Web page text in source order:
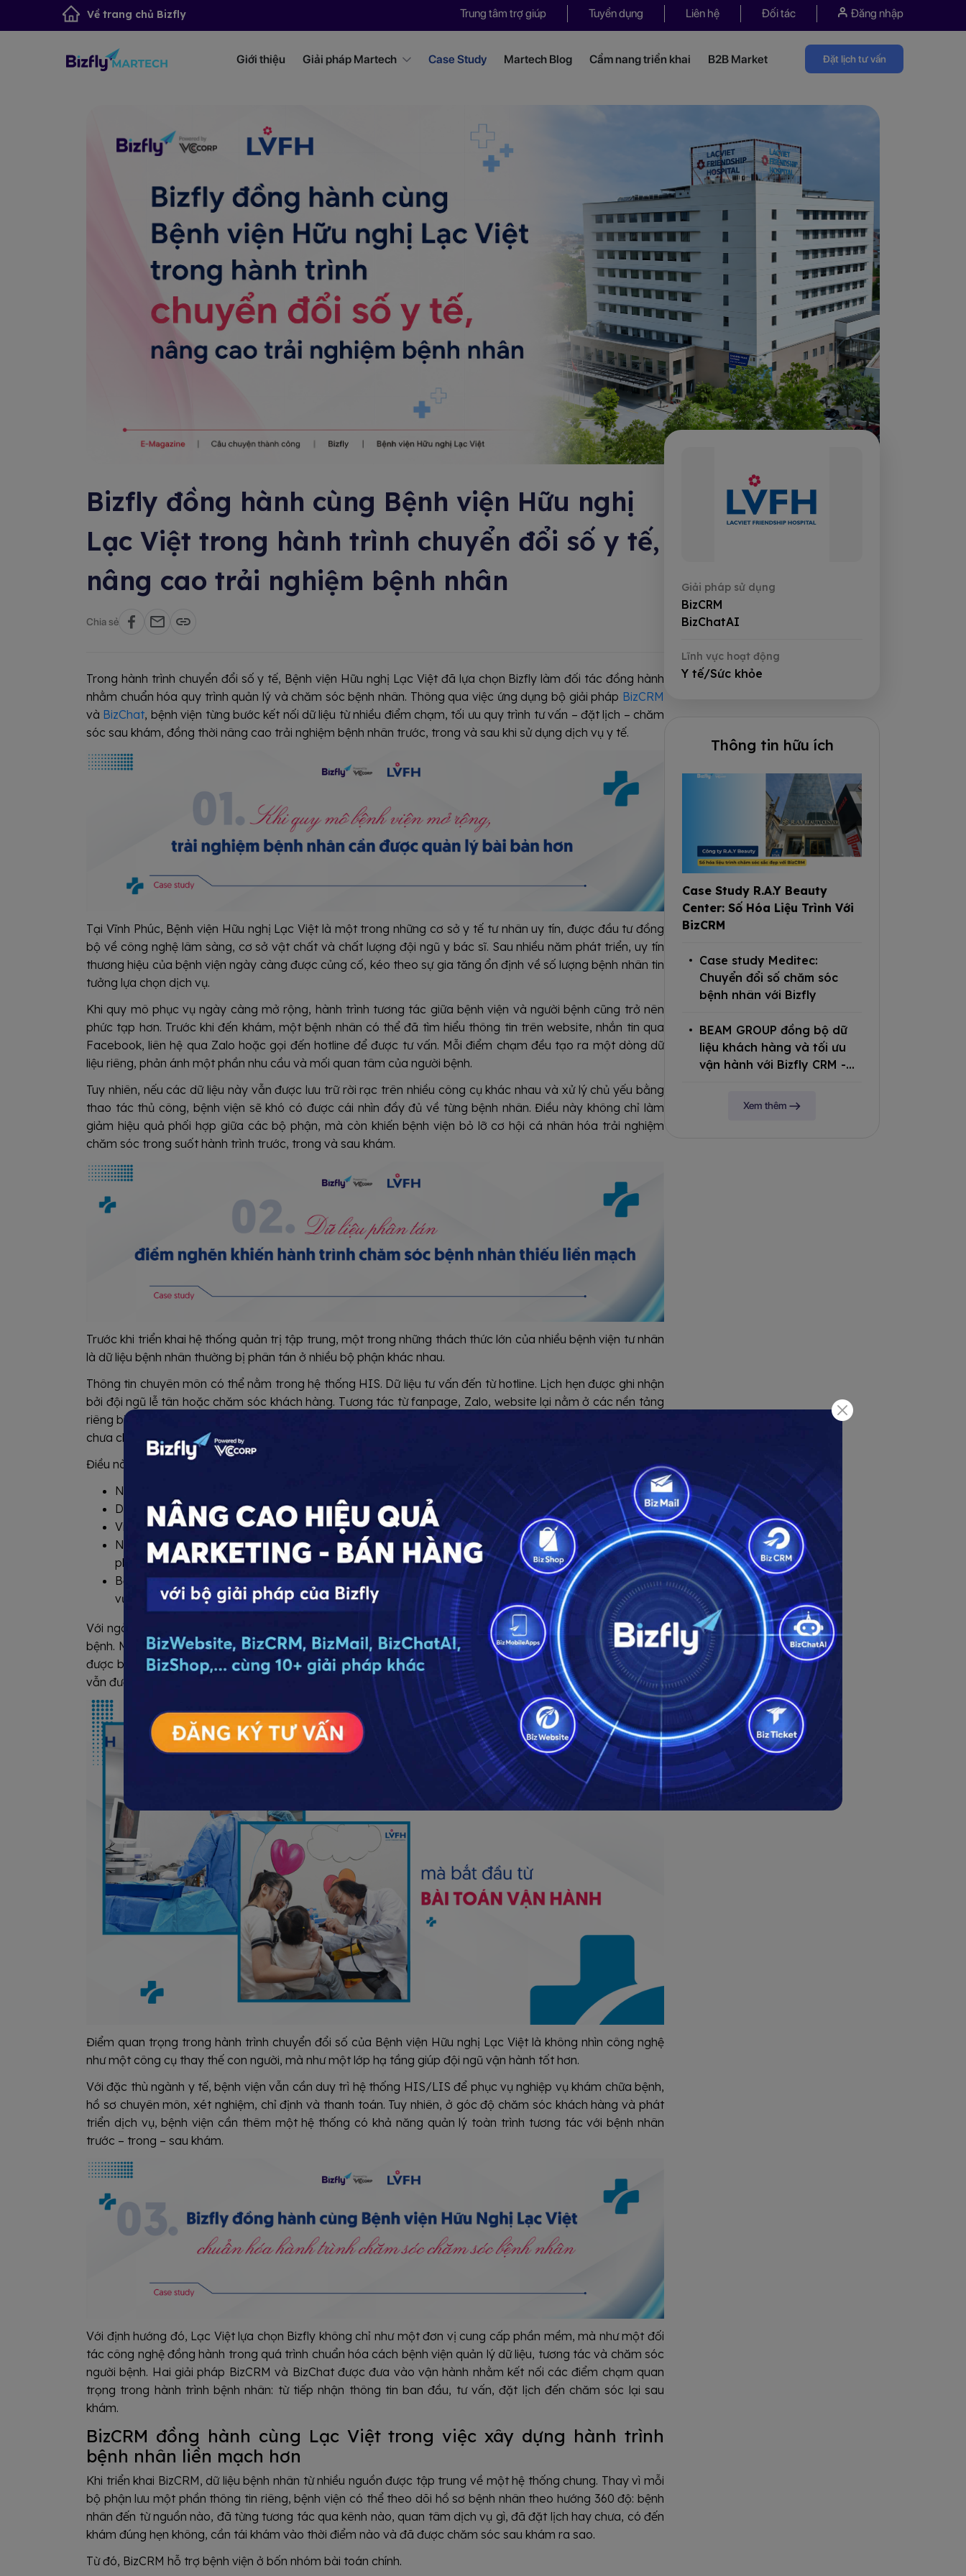
Về trang chủ Bizfly Trung tâm trợ giúp Tuyển dụng Liên hệ Đối tác Đăng nhập
Giới thiệu Giải pháp Martech Case Study Martech Blog Cẩm nang triển khai B2B Market Đặt lịch tư vấn
Bizfly đồng hành cùng Bệnh viện Hữu nghị
Lạc Việt trong hành trình chuyển đổi số y tế,
nâng cao trải nghiệm bệnh nhân
Chia sẻ
Trong hành trình chuyển đổi số y tế, Bệnh viện Hữu nghị Lạc Việt đã lựa chọn Bizfly làm đối tác đồng hành
nhằm chuẩn hóa quy trình quản lý và chăm sóc bệnh nhân. Thông qua việc ứng dụng bộ giải pháp BizCRM
và BizChat, bệnh viện từng bước kết nối dữ liệu từ nhiều điểm chạm, tối ưu quy trình tư vấn – đặt lịch – chăm
sóc sau khám, đồng thời nâng cao trải nghiệm bệnh nhân trước, trong và sau khi sử dụng dịch vụ y tế.
Tại Vĩnh Phúc, Bệnh viện Hữu nghị Lạc Việt là một trong những cơ sở y tế tư nhân uy tín, được đầu tư đồng
bộ về công nghệ lâm sàng, cơ sở vật chất và chất lượng đội ngũ y bác sĩ. Sau nhiều năm phát triển, uy tín
thương hiệu của bệnh viện ngày càng được củng cố, kéo theo sự gia tăng ổn định về số lượng bệnh nhân tin
tưởng lựa chọn dịch vụ.
Khi quy mô phục vụ ngày càng mở rộng, hành trình tương tác giữa bệnh viện và người bệnh cũng trở nên
phức tạp hơn. Trước khi đến khám, một bệnh nhân có thể đã tìm hiểu thông tin trên website, nhắn tin qua
Facebook, liên hệ qua Zalo hoặc gọi đến hotline để được tư vấn. Mỗi điểm chạm đều tạo ra một dòng dữ
liệu riêng, phản ánh một phần nhu cầu và mối quan tâm của người bệnh.
Tuy nhiên, nếu các dữ liệu này vẫn được lưu trữ rời rạc trên nhiều công cụ khác nhau và xử lý chủ yếu bằng
thao tác thủ công, bệnh viện sẽ khó có được cái nhìn đầy đủ về từng bệnh nhân. Điều này không chỉ làm
giảm hiệu quả phối hợp giữa các bộ phận, mà còn khiến bệnh viện bỏ lỡ cơ hội cá nhân hóa trải nghiệm
chăm sóc trong suốt hành trình trước, trong và sau khám.
Trước khi triển khai hệ thống quản trị tập trung, một trong những thách thức lớn của nhiều bệnh viện tư nhân
là dữ liệu bệnh nhân thường bị phân tán ở nhiều bộ phận khác nhau.
Thông tin chuyên môn có thể nằm trong hệ thống HIS. Dữ liệu tư vấn đến từ hotline. Lịch hẹn được ghi nhận
bởi đội ngũ lễ tân hoặc chăm sóc khách hàng. Tương tác từ fanpage, Zalo, website lại nằm ở các nền tảng
riêng biệt. Sau khi bệnh nhân đến khám, lịch sử chăm sóc, nhu cầu tái khám hoặc phản hồi sau điều trị cũng
chưa chắc đã được lưu lại thành một hồ sơ thống nhất.
Điều này khiến bệnh viện dễ gặp một số điểm nghẽn trong vận hành:
Nhân sự khó nắm được toàn bộ lịch sử tương tác của bệnh nhân trước khi tư vấn.
Dữ liệu từ các kênh đặt lịch, tư vấn và chăm sóc chưa được gom về một nơi.
Việc nhắc lịch khám, tái khám, chăm sóc sau điều trị còn phụ thuộc nhiều vào thao tác thủ công.
Nhà quản lý khó theo dõi hiệu quả từng kênh truyền thông, từng nguồn bệnh nhân và từng bộ phận
phụ trách.
Bệnh nhân phải cung cấp lại thông tin nhiều lần, làm giảm cảm giác liền mạch trong trải nghiệm dịch
vụ.
Với ngành y tế, những điểm nghẽn nhỏ trong vận hành có thể tạo ra tác động lớn đến cảm nhận của người
bệnh. Một cuộc gọi bị bỏ lỡ, một lịch hẹn không được nhắc lại đúng thời điểm, một thông tin tư vấn không
được bàn giao đầy đủ đều có thể làm giảm chất lượng trải nghiệm, dù năng lực chuyên môn của bệnh viện
vẫn được đảm bảo.
Điểm quan trọng trong hành trình chuyển đổi số của Bệnh viện Hữu nghị Lạc Việt là không nhìn công nghệ
như một công cụ thay thế con người, mà như một lớp hạ tầng giúp đội ngũ vận hành tốt hơn.
Với đặc thù ngành y tế, bệnh viện vẫn cần duy trì hệ thống HIS/LIS để phục vụ nghiệp vụ khám chữa bệnh,
hồ sơ chuyên môn, xét nghiệm, chỉ định và thanh toán. Tuy nhiên, ở góc độ chăm sóc khách hàng và phát
triển dịch vụ, bệnh viện cần thêm một hệ thống có khả năng quản lý toàn trình tương tác với bệnh nhân
trước – trong – sau khám.
Với định hướng đó, Lạc Việt lựa chọn Bizfly không chỉ như một đơn vị cung cấp phần mềm, mà như một đối
tác công nghệ đồng hành trong quá trình chuẩn hóa cách bệnh viện quản lý dữ liệu, tương tác và chăm sóc
người bệnh. Hai giải pháp BizCRM và BizChat được đưa vào vận hành nhằm kết nối các điểm chạm quan
trọng trong hành trình bệnh nhân: từ tiếp nhận thông tin ban đầu, tư vấn, đặt lịch đến chăm sóc lại sau
khám.
BizCRM đồng hành cùng Lạc Việt trong việc xây dựng hành trình
bệnh nhân liền mạch hơn
Khi triển khai BizCRM, dữ liệu bệnh nhân từ nhiều nguồn được tập trung về một hệ thống chung. Thay vì mỗi
bộ phận lưu một phần thông tin riêng, bệnh viện có thể theo dõi hồ sơ bệnh nhân theo hướng 360 độ: bệnh
nhân đến từ nguồn nào, đã từng tương tác qua kênh nào, quan tâm dịch vụ gì, đã đặt lịch hay chưa, có đến
khám đúng hẹn không, cần tái khám vào thời điểm nào và đã được chăm sóc sau khám ra sao.
Từ đó, BizCRM hỗ trợ bệnh viện ở bốn nhóm bài toán chính.
Giải pháp sử dụng
BizCRM
BizChatAI
Lĩnh vực hoạt động
Y tế/Sức khỏe
Thông tin hữu ích
Case Study R.A.Y Beauty
Center: Số Hóa Liệu Trình Với
BizCRM
Case study Meditec:
Chuyển đổi số chăm sóc
bệnh nhân với Bizfly
BEAM GROUP đồng bộ dữ
liệu khách hàng và tối ưu
vận hành với Bizfly CRM -
Xem thêm